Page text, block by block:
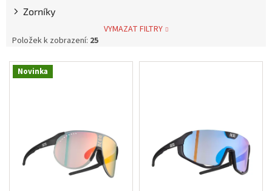
Zorníky
VYMAZAT FILTRY
Položek k zobrazení: 25
V Novinka